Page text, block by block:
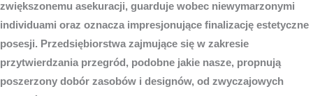
zwiększonemu asekuracji, guarduje wobec niewymarzonymi
individuami oraz oznacza impresjonujące finalizację estetyczne
posesji. Przedsiębiorstwa zajmujące się w zakresie
przytwierdzania przegród, podobne jakie nasze, propnują
poszerzony dobór zasobów i designów, od zwyczajowych